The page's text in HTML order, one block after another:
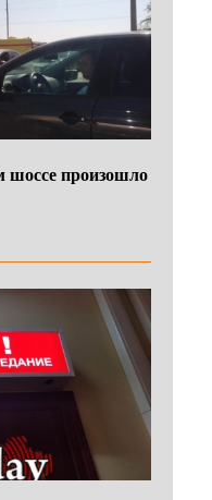
шоссе произошло